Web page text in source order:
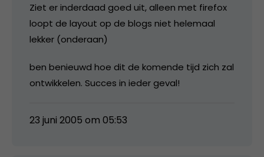
Ziet er inderdaad goed uit, alleen met firefox
loopt de layout op de blogs niet helemaal
lekker (onderaan)
ben benieuwd hoe dit de komende tijd zich zal
ontwikkelen. Succes in ieder geval!
23 juni 2005 om 05:53